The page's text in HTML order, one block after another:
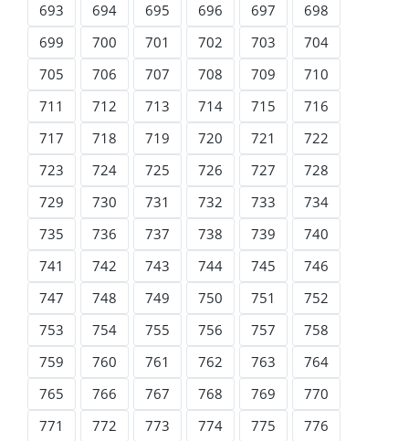
693
694 695 696 697
698
699
700 701 702 703
704
705
706 707 708 709
710
711
712 713 714 715
716
717
718 719 720 721
722
723
724 725 726 727
728
729
730 731 732 733
734
735
736 737 738 739
740
741
742 743 744 745
746
747
748 749 750 751
752
753
754 755 756 757
758
759
760 761 762 763
764
765
766 767 768 769
770
771
772 773 774 775
776